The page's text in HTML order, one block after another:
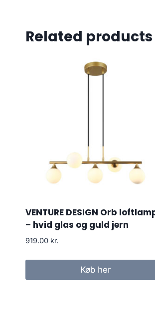
Related products
VENTURE DESIGN Orb
– hvid glas og guld jern
919.00 kr.
Køb her